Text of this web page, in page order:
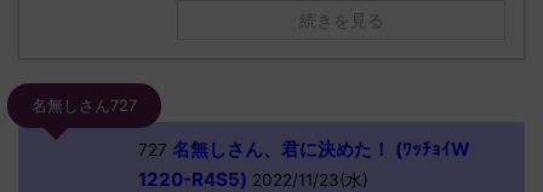
続きを見る
名無しさん727
727 名無しさん、君に決めた！ (ﾜｯﾁｮｲW
1220-R4S5) 2022/11/23(水)